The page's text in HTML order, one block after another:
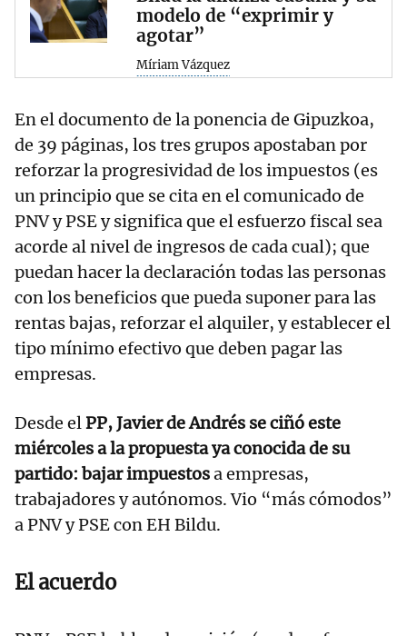
modelo de “exprimir y
agotar”
Míriam Vázquez
En el documento de la ponencia de Gipuzkoa,
de 39 páginas, los tres grupos apostaban por
reforzar la progresividad de los impuestos (es
un principio que se cita en el comunicado de
PNV y PSE y significa que el esfuerzo fiscal sea
acorde al nivel de ingresos de cada cual); que
puedan hacer la declaración todas las personas
con los beneficios que pueda suponer para las
rentas bajas, reforzar el alquiler, y establecer el
tipo mínimo efectivo que deben pagar las
empresas.
Desde elPP, Javier de Andrés se ciñó este
miércoles a la propuesta ya conocida de su
partido: bajar impuestosa empresas,
trabajadores y autónomos. Vio “más cómodos”
a PNV y PSE con EH Bildu.
El acuerdo